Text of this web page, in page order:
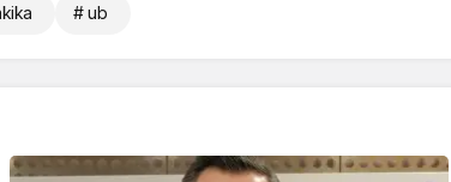
# ub